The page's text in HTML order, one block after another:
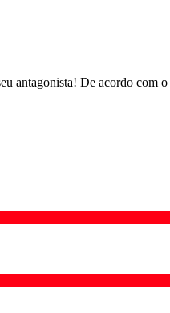
antagonista! De acordo com o